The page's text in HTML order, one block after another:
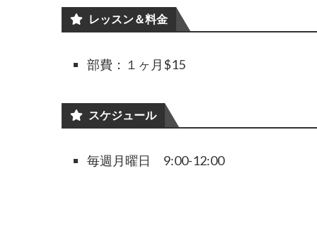
レッスン＆料金
部費：１ヶ月$15
スケジュール
毎週月曜日 9:00-12:00